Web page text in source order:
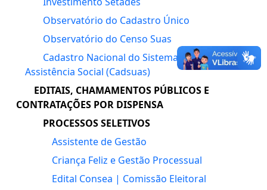
Observatório do Cadastro Único
Observatório do Censo Suas
Cadastro Nacional do Sistema Único da
Assistência Social (Cadsuas)
EDITAIS, CHAMAMENTOS PÚBLICOS E
CONTRATAÇÕES POR DISPENSA
PROCESSOS SELETIVOS
Assistente de Gestão
Criança Feliz e Gestão Processual
Edital Consea | Comissão Eleitoral